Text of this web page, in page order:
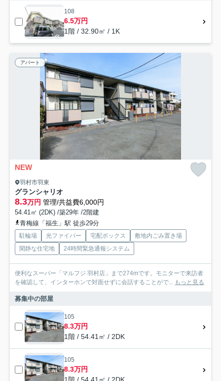
108
6.5万円
1階 / 32.90㎡ / 1K
アパート
NEW
羽村市羽東
グランシャリオ
8.3万円 管理/共益費6,000円
54.41㎡ (2DK) /築29年 /2階建
青梅線「福生」駅 徒歩29分
駐輪場 光ファイバー 宅配ボックス
敷地内ごみ置き場
閑静な住宅地
24時間緊急通報システム
便利なスーパー「マルフジ 羽村店」まで274mです。モニターで来訪者
を確認して、インターホンで対面せずに会話することがで...
もっと見る
募集中の部屋
105
8.3万円
1階 / 54.41㎡ / 2DK
105
8.3万円
1階 / 54.41㎡ / 2DK